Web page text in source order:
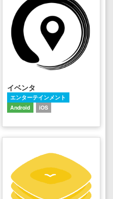
イベンタ
エンターテインメント
Android
iOS